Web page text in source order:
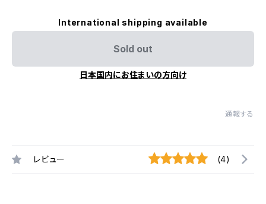
International shipping available
Sold out
日本国内にお住まいの方向け
通報する
レビュー (4)